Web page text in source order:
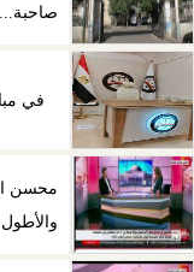
صاحبة...
في